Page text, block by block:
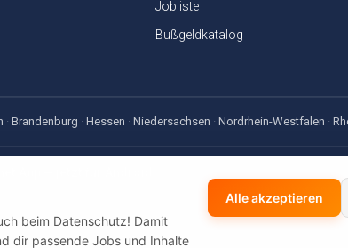
Jobliste
Bußgeldkatalog
· Brandenburg · Hessen · Niedersachsen · Nordrhein-Westfalen ·
, Gehaltsrechner & Bußgeldkatalog — offline dabei, kostenlos
beim Datenschutz! Damit
dir passende Jobs und Inhalte
Alle akzeptieren